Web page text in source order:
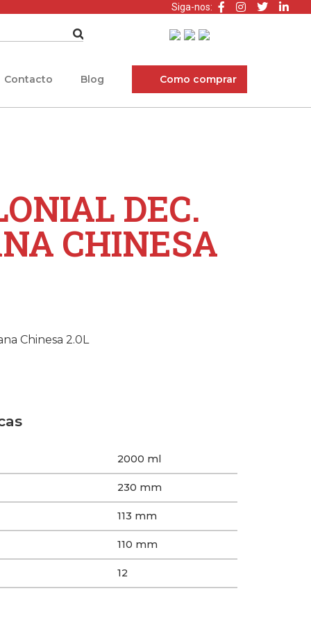
Siga-nos:
Contacto Blog Como comprar
DEC.
CHINESA
Chinesa 2.0L
2000 ml
230 mm
113 mm
110 mm
12